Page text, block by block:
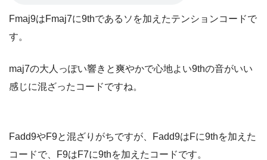
Fmaj9はFmaj7に9thであるソを加えたテンションコードで
す。
maj7の大人っぽい響きと爽やかで心地よい9thの音がいい
感じに混ざったコードですね。
Fadd9やF9と混ざりがちですが、Fadd9はFに9thを加えた
コードで、F9はF7に9thを加えたコードです。